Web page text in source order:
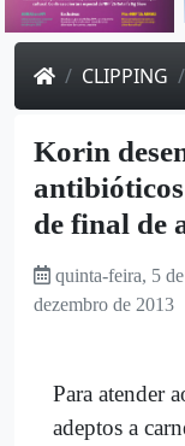
CLIPPING
Korin
de final de
quinta-feira, 5 de
dezembro de 2013
Para atender
adeptos a